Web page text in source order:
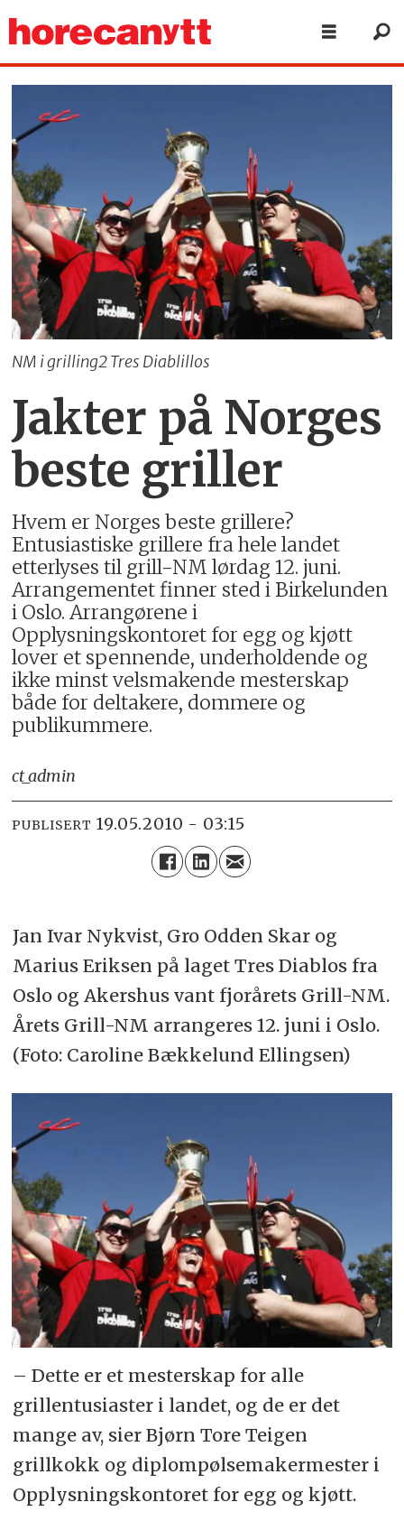
NM i grilling2 Tres Diablillos
Jakter på Norges
beste griller
Hvem er Norges beste grillere?
Entusiastiske grillere fra hele landet
etterlyses til grill-NM lørdag 12. juni.
Arrangementet finner sted i Birkelunden
i Oslo. Arrangørene i
Opplysningskontoret for egg og kjøtt
lover et spennende, underholdende og
ikke minst velsmakende mesterskap
både for deltakere, dommere og
publikummere.
ct_admin
PUBLISERT 19.05.2010 - 03:15
Jan Ivar Nykvist, Gro Odden Skar og
Marius Eriksen på laget Tres Diablos fra
Oslo og Akershus vant fjorårets Grill-NM.
Årets Grill-NM arrangeres 12. juni i Oslo.
(Foto: Caroline Bækkelund Ellingsen)
– Dette er et mesterskap for alle
grillentusiaster i landet, og de er det
mange av, sier Bjørn Tore Teigen
grillkokk og diplompølsemakermester i
Opplysningskontoret for egg og kjøtt.